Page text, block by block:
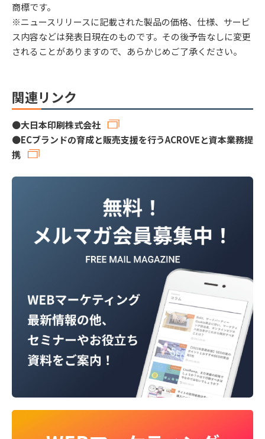
商標です。
※ニュースリリースに記載された製品の価格、仕様、サービ
ス内容などは発表日現在のものです。その後予告なしに変更
されることがありますので、あらかじめご了承ください。
関連リンク
●大日本印刷株式会社
●ECブランドの育成と販売支援を行うACROVEと資本業務提
携